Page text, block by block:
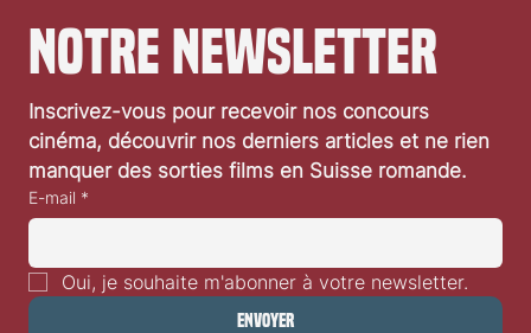
notre newsletter
Inscrivez-vous pour recevoir nos concours
cinéma, découvrir nos derniers articles et ne rien
manquer des sorties films en Suisse romande.
E-mail *
Oui, je souhaite m'abonner à votre newsletter.
Envoyer